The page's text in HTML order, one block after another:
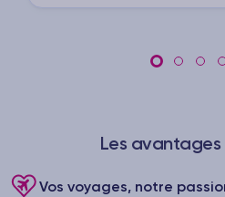
Les avantages
Vos voyages, notre